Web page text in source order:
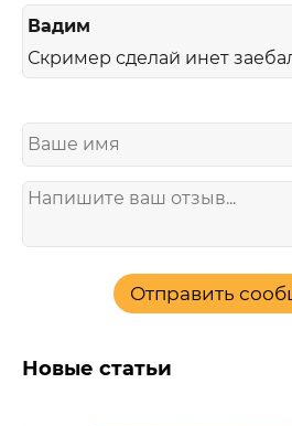
Вадим
Скример сделай инет
Отправить
Новые статьи